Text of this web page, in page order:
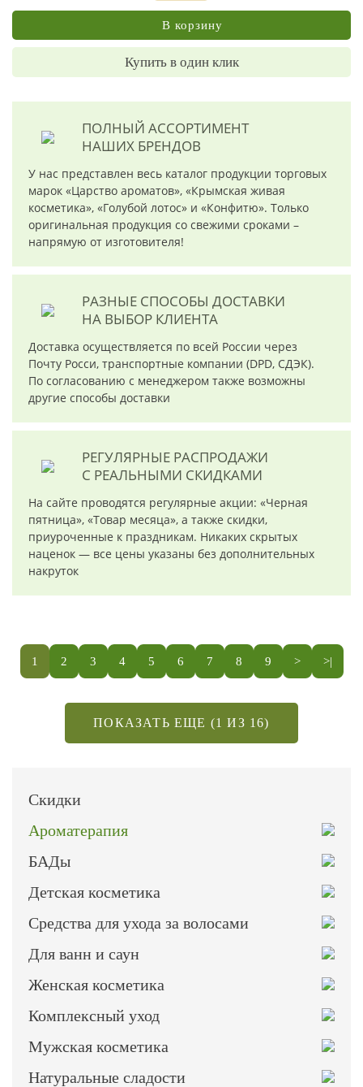
Скидки
Ароматерапия
БАДы
Детская косметика
Средства для ухода за волосами
Для ванн и саун
Женская косметика
Комплексный уход
Мужская косметика
Натуральные сладости
В корзину
Купить в один клик
ПОЛНЫЙ АССОРТИМЕНТ
НАШИХ БРЕНДОВ
У нас представлен весь каталог продукции торговых
марок «Царство ароматов», «Крымская живая
косметика», «Голубой лотос» и «Конфитю». Только
оригинальная продукция со свежими сроками –
напрямую от изготовителя!
РАЗНЫЕ СПОСОБЫ ДОСТАВКИ
НА ВЫБОР КЛИЕНТА
Доставка осуществляется по всей России через
Почту Росси, транспортные компании (DPD, СДЭК).
По согласованию с менеджером также возможны
другие способы доставки
РЕГУЛЯРНЫЕ РАСПРОДАЖИ
С РЕАЛЬНЫМИ СКИДКАМИ
На сайте проводятся регулярные акции: «Черная
пятница», «Товар месяца», а также скидки,
приуроченные к праздникам. Никаких скрытых
наценок — все цены указаны без дополнительных
накруток
1 2 3 4 5 6 7 8 9 > >|
ПОКАЗАТЬ ЕЩЕ (1 ИЗ 16)